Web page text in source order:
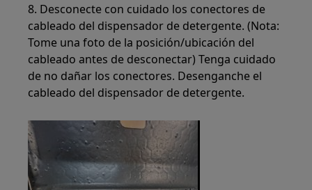
8. Desconecte con cuidado los conectores de
cableado del dispensador de detergente. (Nota:
Tome una foto de la posición/ubicación del
cableado antes de desconectar) Tenga cuidado
de no dañar los conectores. Desenganche el
cableado del dispensador de detergente.